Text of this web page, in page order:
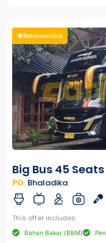
Rekomendasi
Big Bus 45
PO. Bhaladika
This offer includes:
Bahan Bakar (BBM)